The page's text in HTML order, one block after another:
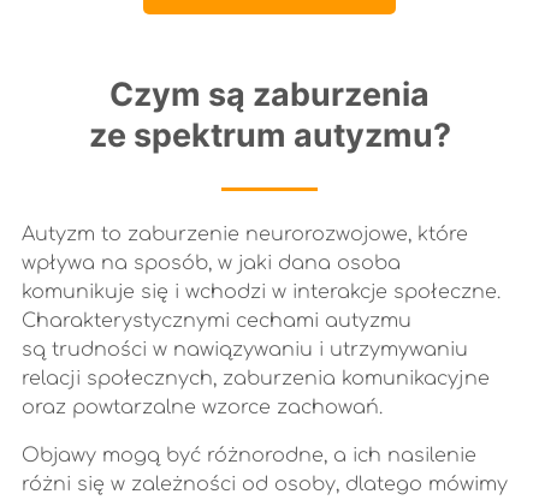
Czym są zaburzenia
ze spektrum autyzmu?
Autyzm to zaburzenie neurorozwojowe, które
wpływa na sposób, w jaki dana osoba
komunikuje się i wchodzi w interakcje społeczne.
Charakterystycznymi cechami autyzmu
są trudności w nawiązywaniu i utrzymywaniu
relacji społecznych, zaburzenia komunikacyjne
oraz powtarzalne wzorce zachowań.
Objawy mogą być różnorodne, a ich nasilenie
różni się w zależności od osoby, dlatego mówimy